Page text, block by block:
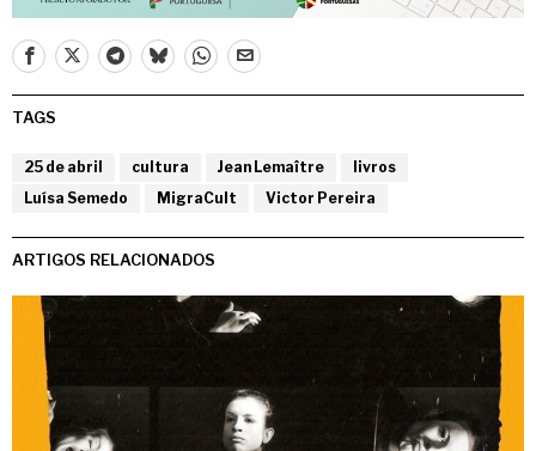
TAGS
25 de abril cultura Jean Lemaître
livros
Luísa Semedo
MigraCult Victor Pereira
ARTIGOS RELACIONADOS